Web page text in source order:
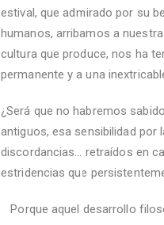
estival, que admirado por su
humanos, arribamos a
cultura que produce, nos ha
permanente y a una
¿Será que no habremos
antiguos, esa sensibilidad por
discordancias... retraídos en
estridencias que
Porque aquel desarrollo